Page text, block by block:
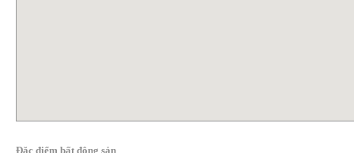
Đặc điểm bất động sản